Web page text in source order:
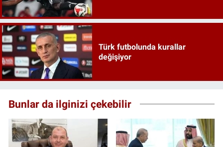
Türk futbolunda kurallar
değişiyor
Bunlar da ilginizi çekebilir